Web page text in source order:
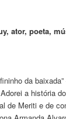
ator, poeta,
da
a história
de Meriti e de